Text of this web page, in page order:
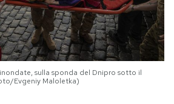
sulla sponda del Dnipro sotto il
Evgeniy Maloletka)